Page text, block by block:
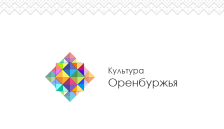
Культура
Оренбуржья